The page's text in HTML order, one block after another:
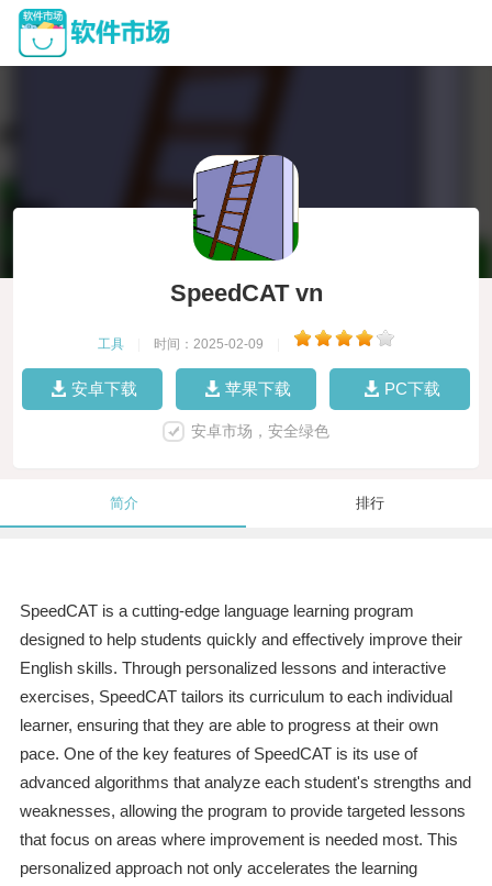
SpeedCAT vn
工具 时间：2025-02-09
安卓下载 苹果下载 PC下载
安卓市场，安全绿色
简介 排行
SpeedCAT is a cutting-edge language learning program
designed to help students quickly and effectively improve their
English skills. Through personalized lessons and interactive
exercises, SpeedCAT tailors its curriculum to each individual
learner, ensuring that they are able to progress at their own
pace. One of the key features of SpeedCAT is its use of
advanced algorithms that analyze each student's strengths and
weaknesses, allowing the program to provide targeted lessons
that focus on areas where improvement is needed most. This
personalized approach not only accelerates the learning